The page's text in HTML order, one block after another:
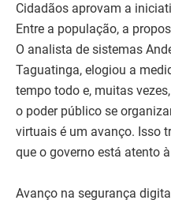
Cidadãos aprovam a
Entre a população, a
O analista de sistemas
Taguatinga, elogiou a
tempo todo e, muitas
o poder público se
virtuais é um avanço. Isso
que o governo está atento
Avanço na segurança